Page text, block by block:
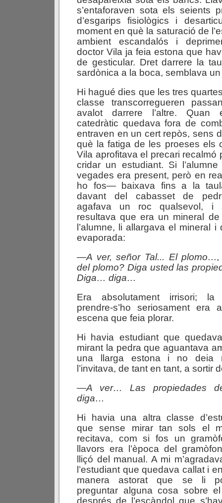
s’entaforaven sota els seients
d’esgarips fisiològics i
moment en què la saturació de
ambient escandalós i
doctor Vila ja feia estona que
de gesticular. Dret darrere la
sardònica a la boca, semblava
Hi hagué dies que les tres
classe transcorregueren
avalot darrere l’altre. Quan
catedràtic quedava fora de
entraven en un cert repòs, sens
què la fatiga de les proeses els
Vila aprofitava el precari recalmó
cridar un estudiant. Si
vegades era present, però en
ho fos— baixava fins a la
davant del cabasset de
agafava un roc qualsevol, i
resultava que era un mineral
l’alumne, li allargava el mineral
evaporada:
—A ver,señor Tal... Elplomo…
del plomo? Diga ustedlas
Diga… diga…
Era absolutament irrisori; la
prendre-s’ho seriosament era
escena que feia plorar.
Hi havia estudiant que
mirant la pedra que aguantava
una llarga estona i no deia
l’invitava, de tant en tant, a sortir
—A ver… Las propiedades
diga…
Hi havia una altra classe
que sense mirar tan sols el
recitava, com si fos un
llavors era l’època del
lliçó del manual. A mi
l’estudiant que quedava callat i
manera astorat que se li
preguntar alguna cosa sobre
després de l’escàndol que